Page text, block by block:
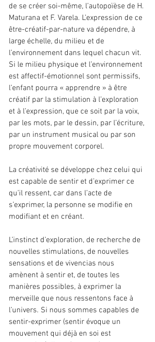
de se créer soi-même, l’autopoïèse de H.
Maturana et F. Varela. L’expression de ce
être-créatif-par-nature va dépendre, à
large échelle, du milieu et de
l’environnement dans lequel chacun vit.
Si le milieu physique et l’environnement
est affectif-émotionnel sont permissifs,
l’enfant pourra « apprendre » à être
créatif par la stimulation à l’exploration
et à l’expression, que ce soit par la voix,
par les mots, par le dessin, par l’écriture,
par un instrument musical ou par son
propre mouvement corporel.
La créativité se développe chez celui qui
est capable de sentir et d’exprimer ce
qu’il ressent, car dans l’acte de
s’exprimer, la personne se modifie en
modifiant et en créant.
L’instinct d’exploration, de recherche de
nouvelles stimulations, de nouvelles
sensations et de vivencias nous
amènent à sentir et, de toutes les
manières possibles, à exprimer la
merveille que nous ressentons face à
l’univers. Si nous sommes capables de
sentir-exprimer (sentir évoque un
mouvement qui déjà en soi est